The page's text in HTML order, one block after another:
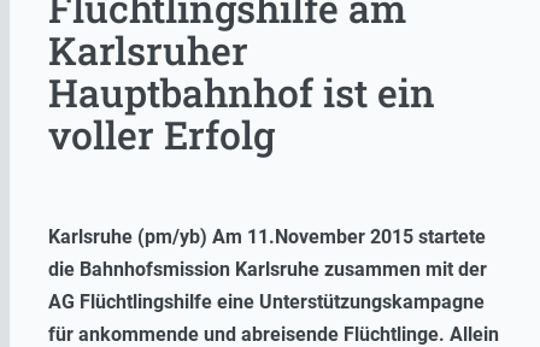
Karlsruher
Hauptbahnhof ist ein
voller Erfolg
Karlsruhe (pm/yb) Am 11.November 2015 startete
die Bahnhofsmission Karlsruhe zusammen mit der
AG Flüchtlingshilfe eine Unterstützungskampagne
für ankommende und abreisende Flüchtlinge. Allein